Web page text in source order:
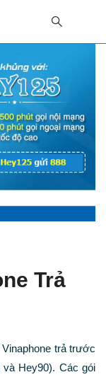
Trả
trả trước
Hey90). Các gói